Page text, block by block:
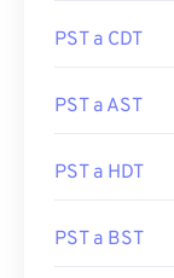
PST a CDT
PST a AST
PST a HDT
PST a BST